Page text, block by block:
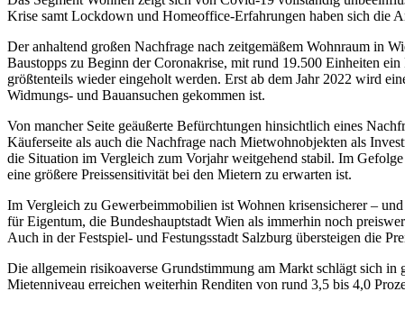
Krise samt Lockdown und Homeoffice-Erfahrungen haben sich die
Der anhaltend großen Nachfrage nach zeitgemäßem Wohnraum in
Baustopps zu Beginn der Coronakrise, mit rund 19.500 Einheiten
größtenteils wieder eingeholt werden. Erst ab dem Jahr 2022 wird
Widmungs- und Bauansuchen gekommen ist.
Von mancher Seite geäußerte Befürchtungen hinsichtlich eines
Käuferseite als auch die Nachfrage nach Mietwohnobjekten als
die Situation im Vergleich zum Vorjahr weitgehend stabil. Im
eine größere Preissensitivität bei den Mietern zu erwarten ist.
Im Vergleich zu Gewerbeimmobilien ist Wohnen krisensicherer –
für Eigentum, die Bundeshauptstadt Wien als immerhin noch
Auch in der Festspiel- und Festungsstadt Salzburg übersteigen die
Die allgemein risikoaverse Grundstimmung am Markt schlägt sich in
Mietenniveau erreichen weiterhin Renditen von rund 3,5 bis 4,0